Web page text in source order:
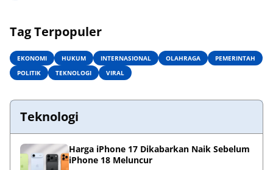
Tag Terpopuler
EKONOMI HUKUM INTERNASIONAL OLAHRAGA
PEMERINTAH
POLITIK
TEKNOLOGI VIRAL
Teknologi
Harga iPhone 17 Dikabarkan Naik Sebelum
iPhone 18 Meluncur